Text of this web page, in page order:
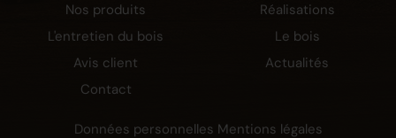
Nos produits
L'entretien du bois
Réalisations
Le bois
Actualités
Avis client
Contact
Données personnelles Mentions légales